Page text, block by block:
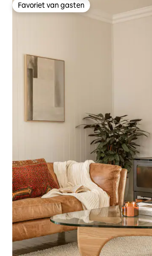
Favoriet van gasten
Favoriet van gasten